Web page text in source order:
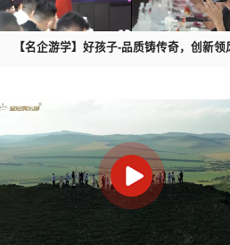
【名企游学】好孩子-品质铸传奇，创新领